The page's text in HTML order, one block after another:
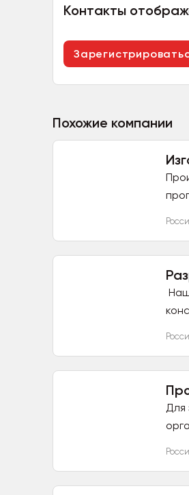
Контакты
Похожие компании
Для